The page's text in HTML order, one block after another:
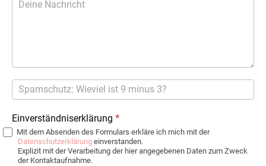
Einverständniserklärung *
Mit dem Absenden des Formulars erkläre ich mich mit der
Datenschutzerklärung einverstanden.
Explizit mit der Verarbeitung der hier angegebenen Daten zum Zweck
der Kontaktaufnahme.